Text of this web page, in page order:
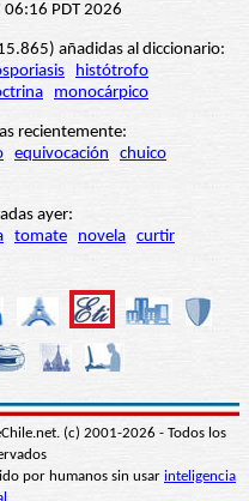
PDT 2026
añadidas al diccionario:
histótrofo
monocárpico
recientemente:
equivocación
chuico
ayer:
tomate novela curtir
(c) 2001-2026 - Todos los
por humanos sin usar inteligencia